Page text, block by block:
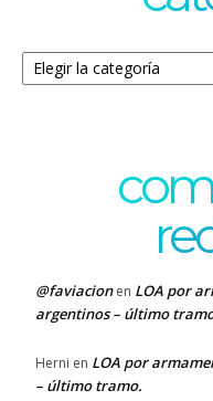
Categorías
@faviacionen LOA por
argentinos – último
Herni en LOA por
– último tramo.